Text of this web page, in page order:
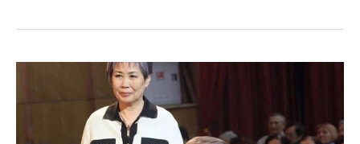
заместителя
Председателя